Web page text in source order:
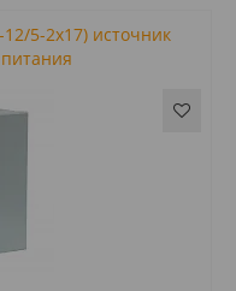
5-2x17) источник